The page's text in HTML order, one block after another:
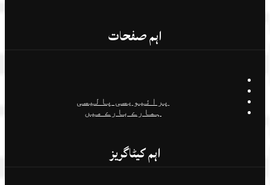
اہم صفحات
پرائیویسی پالیسی
ہمارے بارے میں
اہم کیٹاگریز